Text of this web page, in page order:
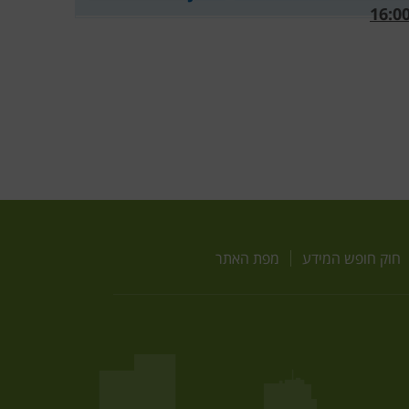
חוק חופש המידע מפת האתר